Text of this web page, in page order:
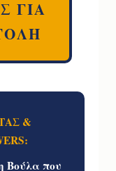
ΓΙΑ
&
Βούλα που